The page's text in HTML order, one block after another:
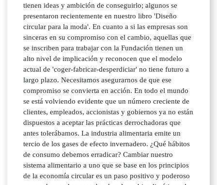
tienen ideas y ambición de conseguirlo; algunos se
presentaron recientemente en nuestro libro 'Diseño
circular para la moda'. En cuanto a si las empresas son
sinceras en su compromiso con el cambio, aquellas que
se inscriben para trabajar con la Fundación tienen un
alto nivel de implicación y reconocen que el modelo
actual de 'coger-fabricar-desperdiciar' no tiene futuro a
largo plazo. Necesitamos asegurarnos de que ese
compromiso se convierta en acción. En todo el mundo
se está volviendo evidente que un número creciente de
clientes, empleados, accionistas y gobiernos ya no están
dispuestos a aceptar las prácticas derrochadoras que
antes tolerábamos. La industria alimentaria emite un
tercio de los gases de efecto invernadero. ¿Qué hábitos
de consumo debemos erradicar? Cambiar nuestro
sistema alimentario a uno que se base en los principios
de la economía circular es un paso positivo y poderoso